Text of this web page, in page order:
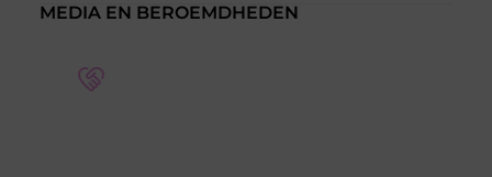
MEDIA EN BEROEMDHEDEN